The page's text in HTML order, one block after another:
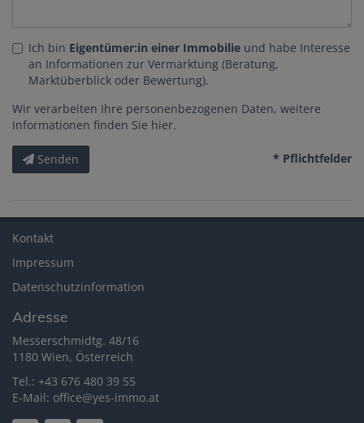
Ich bin Eigentümer:in einer Immobilie und habe Interesse
an Informationen zur Vermarktung (Beratung,
Marktüberblick oder Bewertung).
Wir verarbeiten Ihre personenbezogenen Daten, weitere
Informationen finden Sie hier.
Senden * Pflichtfelder
Kontakt
Impressum
Datenschutzinformation
Adresse
Messerschmidtg. 48/16
1180 Wien, Österreich
Tel.: +43 676 480 39 55
E-Mail: office@yes-immo.at